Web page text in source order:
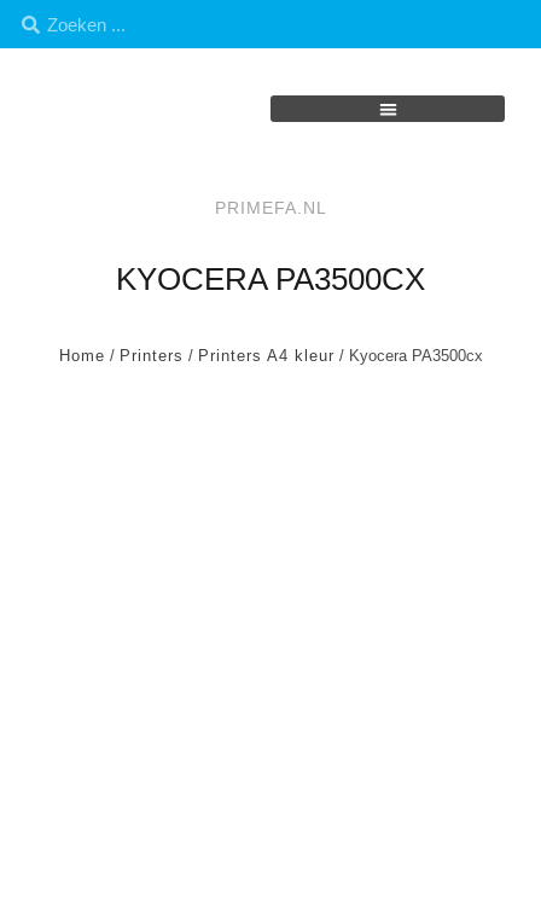
PRIMEFA.NL
KYOCERA PA3500CX
Home / Printers / Printers A4 kleur / Kyocera PA3500cx